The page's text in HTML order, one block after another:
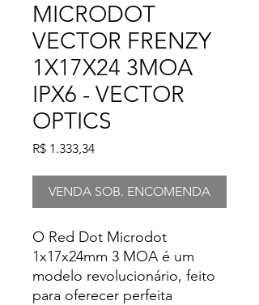
MICRODOT
VECTOR FRENZY
1X17X24 3MOA
IPX6 - VECTOR
OPTICS
R$ 1.333,34Preço
VENDA SOB. ENCOMENDA
O Red Dot Microdot
1x17x24mm 3 MOA é um
modelo revolucionário, feito
para oferecer perfeita